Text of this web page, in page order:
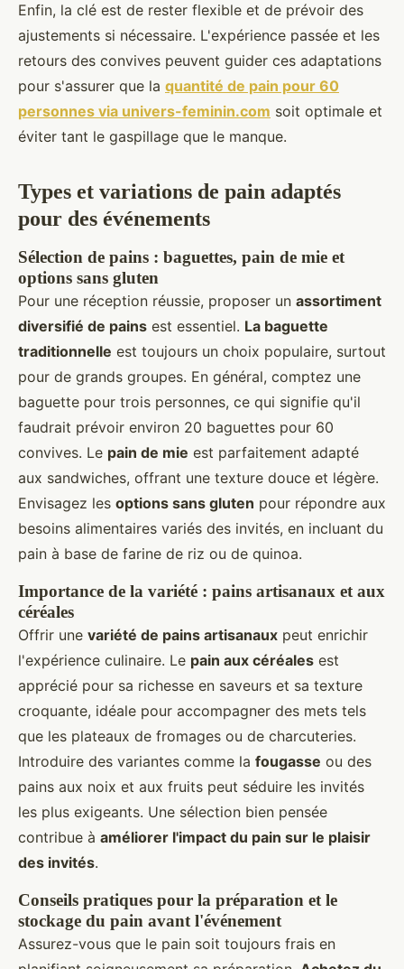
Enfin, la clé est de rester flexible et de prévoir des
ajustements si nécessaire. L'expérience passée et les
retours des convives peuvent guider ces adaptations
pour s'assurer que la quantité de pain pour 60
personnes via univers-feminin.com soit optimale et
éviter tant le gaspillage que le manque.
Types et variations de pain adaptés
pour des événements
Sélection de pains : baguettes, pain de mie et
options sans gluten
Pour une réception réussie, proposer un assortiment
diversifié de pains est essentiel. La baguette
traditionnelle est toujours un choix populaire, surtout
pour de grands groupes. En général, comptez une
baguette pour trois personnes, ce qui signifie qu'il
faudrait prévoir environ 20 baguettes pour 60
convives. Le pain de mie est parfaitement adapté
aux sandwiches, offrant une texture douce et légère.
Envisagez les options sans gluten pour répondre aux
besoins alimentaires variés des invités, en incluant du
pain à base de farine de riz ou de quinoa.
Importance de la variété : pains artisanaux et aux
céréales
Offrir une variété de pains artisanaux peut enrichir
l'expérience culinaire. Le pain aux céréales est
apprécié pour sa richesse en saveurs et sa texture
croquante, idéale pour accompagner des mets tels
que les plateaux de fromages ou de charcuteries.
Introduire des variantes comme la fougasse ou des
pains aux noix et aux fruits peut séduire les invités
les plus exigeants. Une sélection bien pensée
contribue à améliorer l'impact du pain sur le plaisir
des invités.
Conseils pratiques pour la préparation et le
stockage du pain avant l'événement
Assurez-vous que le pain soit toujours frais en